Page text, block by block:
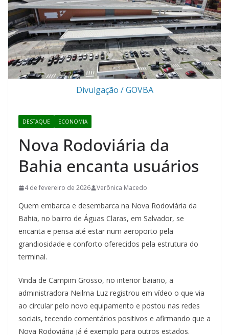
Divulgação / GOVBA
DESTAQUE ECONOMIA
Nova Rodoviária da
Bahia encanta usuários
4 de fevereiro de 2026 Verônica Macedo
Quem embarca e desembarca na Nova Rodoviária da
Bahia, no bairro de Águas Claras, em Salvador, se
encanta e pensa até estar num aeroporto pela
grandiosidade e conforto oferecidos pela estrutura do
terminal.
Vinda de Campim Grosso, no interior baiano, a
administradora Neilma Luz registrou em vídeo o que via
ao circular pelo novo equipamento e postou nas redes
sociais, tecendo comentários positivos e afirmando que a
Nova Rodoviária já é exemplo para outros estados.